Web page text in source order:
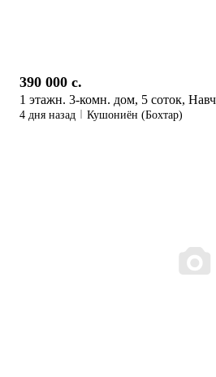
390 000 c.
1 этажн. 3-комн. дом, 5 соток,
4 дня назад Кушониён (Бохтар)